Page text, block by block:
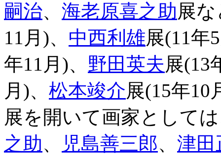
嗣治、 海老原喜之助展
11月)、 中西利雄展(11年
年11月)、 野田英夫展(13
月)、 松本竣介展(15年
展を開いて画家として
之助、 児島善三郎、 津田